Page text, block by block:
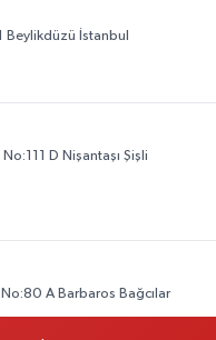
Beylikdüzü İstanbul
D Nişantaşı Şişli
A Barbaros Bağcılar